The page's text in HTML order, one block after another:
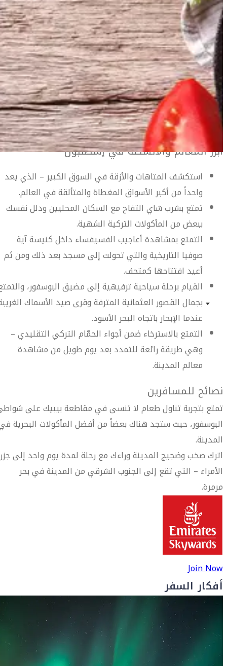
دليل السفر إلى
دليل السفر إلى
المعلومات الخاصة بالمطار
أهلاً بك في إسطنبول
احبس أنفاسك في هذه المدينة التي تحفز جميع الحواس. أسواق
مزدحمة، مطاعم ذات مستوى عالمي وأفق ساحرة تنصهر مع
معالم العصور الغابرة الملهمة للذاكرة على شواطئ مضيق
البوسفور.
تمثل عاصمة تركيا الاقتصادية والثقافية والواقعة على مفترق
الطرق بين أوروبا وآسيا مكاناً حقيقياً لالتقاء الشرق بالغرب.
أبرز المعالم والأنشطة في إسطنبول
استكشف المتاهات والأزقة في السوق الكبير – الذي يعد
واحداً من أكبر الأسواق المغطاة والمتألقة في العالم.
تمتع بشرب شاي التفاح مع السكان المحليين ودلل نفسك
ببعض من المأكولات التركية الشهية.
التمتع بمشاهدة أعاجيب الفسيفساء داخل كنيسة آية
صوفيا التاريخية والتي تحولت إلى مسجد بعد ذلك ومن ثم
أعيد افتتاحها كمتحف.
القيام برحلة سياحية ترفيهية إلى مضيق البوسفور،
بجمال القصور العثمانية المترفة وقرى صيد الأسماك
عندما الإبحار باتجاه البحر الأسود.
التمتع بالاسترخاء ضمن أجواء الحمّام التركي التقليدي –
وهي طريقة رائعة للتمدد بعد يوم طويل من مشاهدة
معالم المدينة.
نصائح للمسافرين
تمتع بتجربة تناول طعام لا تنسى في مقاطعة بيبيك على
البوسفور، حيث ستجد هناك بعضاً من أفضل المأكولات البحرية
المدينة.
اترك صخب وضجيج المدينة وراءك مع رحلة لمدة يوم واحد إلى جزر
الأمراء – التي تقع إلى الجنوب الشرقي من المدينة في بحر
مرمرة.
Join Now
أفكار السفر